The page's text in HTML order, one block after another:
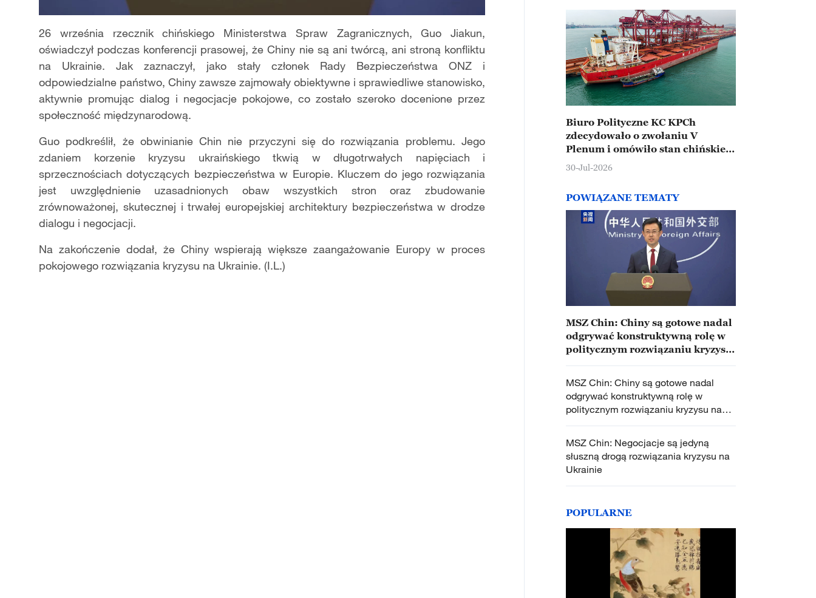
26 września rzecznik chińskiego Ministerstwa Spraw Zagranicznych, Guo Jiakun,
oświadczył podczas konferencji prasowej, że Chiny nie są ani twórcą, ani stroną konfliktu
na Ukrainie. Jak zaznaczył, jako stały członek Rady Bezpieczeństwa ONZ i
odpowiedzialne państwo, Chiny zawsze zajmowały obiektywne i sprawiedliwe stanowisko,
aktywnie promując dialog i negocjacje pokojowe, co zostało szeroko docenione przez
społeczność międzynarodową.
Guo podkreślił, że obwinianie Chin nie przyczyni się do rozwiązania problemu. Jego
zdaniem korzenie kryzysu ukraińskiego tkwią w długotrwałych napięciach i
sprzecznościach dotyczących bezpieczeństwa w Europie. Kluczem do jego rozwiązania
jest uwzględnienie uzasadnionych obaw wszystkich stron oraz zbudowanie
zrównoważonej, skutecznej i trwałej europejskiej architektury bezpieczeństwa w drodze
dialogu i negocjacji.
Na zakończenie dodał, że Chiny wspierają większe zaangażowanie Europy w proces
pokojowego rozwiązania kryzysu na Ukrainie. (I.L.)
Biuro Polityczne KC KPCh
zdecydowało o zwołaniu V
Plenum i omówiło stan chińskiej
gospodarki
30-Jul-2026
POWIĄZANE TEMATY
MSZ Chin: Chiny są gotowe nadal
odgrywać konstruktywną rolę w
politycznym rozwiązaniu kryzysu
MSZ Chin: Chiny są gotowe nadal
odgrywać konstruktywną rolę w
politycznym rozwiązaniu kryzysu na
Ukrainie
MSZ Chin: Negocjacje są jedyną
słuszną drogą rozwiązania kryzysu na
Ukrainie
POPULARNE